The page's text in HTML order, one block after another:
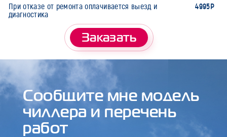
При отказе от ремонта оплачивается выезд и
диагностика
4995Р
Заказать
Сообщите мне модель
чиллера и перечень
работ